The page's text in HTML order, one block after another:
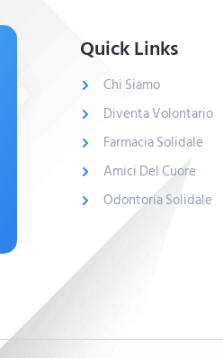
Quick Links
Chi Siamo
Diventa Volontario
Farmacia Solidale
Amici Del Cuore
Odontoria Solidale